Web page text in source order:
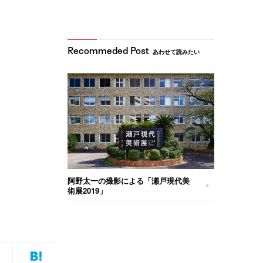
あわせて読みたい
阿野太一の撮影による「瀬戸現代美
術展2019」